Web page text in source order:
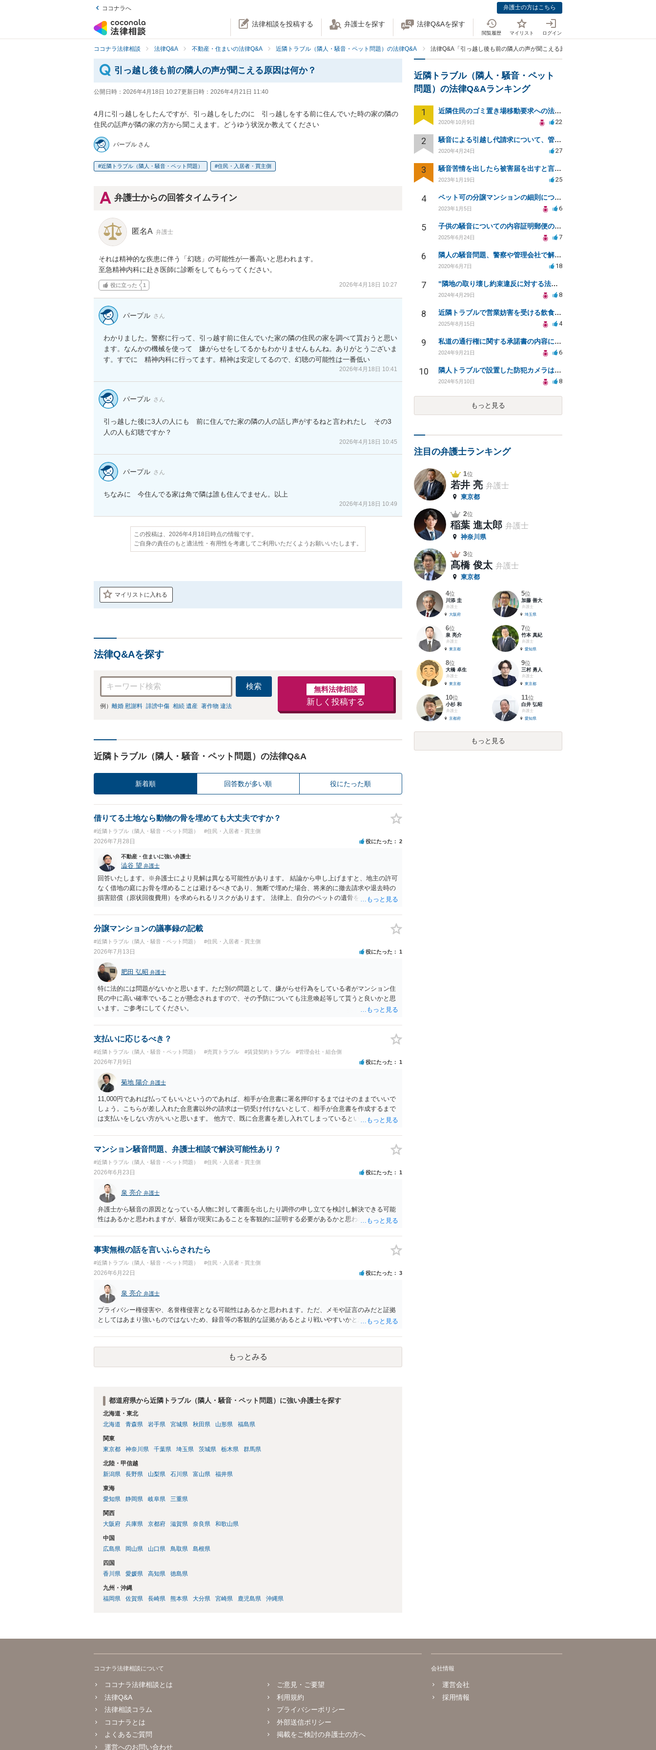
ココナラへ 弁護士の方はこちら
法律相談を投稿する 弁護士を探す 法律Q&Aを探す
閲覧履歴 マイリスト ログイン
ココナラ法律相談 法律Q&A 不動産・住まいの法律Q&A 近隣トラブル（隣人・騒音・ペット問題）の法律Q&A 法律Q&A「引っ越し後も前の隣人の声が聞こえる原因は何か？」
引っ越し後も前の隣人の声が聞こえる原因は何か？
公開日時： 2026年4月18日 10:27更新日時： 2026年4月21日 11:40
4月に引っ越しをしたんですが、引っ越しをしたのに　引っ越しをする前に住んでいた時の家の隣の
住民の話声が隣の家の方から聞こえます。どうゆう状況か教えてください
パープル さん
近隣トラブル（隣人・騒音・ペット問題） 住民・入居者・買主側
弁護士からの回答タイムライン
匿名A 弁護士
それは精神的な疾患に伴う「幻聴」の可能性が一番高いと思われます。
至急精神内科に赴き医師に診断をしてもらってください。
役に立った 1 2026年4月18日 10:27
パープル さん
わかりました。警察に行って、引っ越す前に住んでいた家の隣の住民の家を調べて貰おうと思い
ます。なんかの機械を使って　嫌がらせをしてるかもわかりませんもんね。ありがとうございま
す。すでに　精神内科に行ってます。精神は安定してるので、幻聴の可能性は一番低い
2026年4月18日 10:41
パープル さん
引っ越した後に3人の人にも　前に住んでた家の隣の人の話し声がするねと言われたし　その3
人の人も幻聴ですか？
2026年4月18日 10:45
パープル さん
ちなみに　今住んでる家は角で隣は誰も住んでません。以上
2026年4月18日 10:49
この投稿は、2026年4月18日時点の情報です。
ご自身の責任のもと適法性・有用性を考慮してご利用いただくようお願いいたします。
マイリストに入れる
法律Q&Aを探す
検索
例） 離婚 慰謝料 誹謗中傷 相続 遺産 著作物 違法
無料法律相談
新しく投稿する
近隣トラブル（隣人・騒音・ペット問題）の法律Q&A
新着順 回答数が多い順 役にたった順
借りてる土地なら動物の骨を埋めても大丈夫ですか？
#近隣トラブル（隣人・騒音・ペット問題） #住民・入居者・買主側
2026年7月28日 役にたった 2
不動産・住まいに強い弁護士
澁谷 望 弁護士
回答いたします。※弁護士により見解は異なる可能性があります。 結論から申し上げますと、地主の許可
なく借地の庭にお骨を埋めることは避けるべきであり、無断で埋めた場合、将来的に撤去請求や退去時の
損害賠償（原状回復費用）を求められるリスクがあります。 法律上、自分のペットの遺骨を埋める行為自
有者は質問者様であっても、土地の所有権はあくまで地主にあります。そのため、地主に無断でお骨を埋
める行為は、他人の所有権を侵害する行為や、借地人としての善管注意義務違反とみなされる可能性が高
直接埋めずに大きめの鉢植え等で供養する「プランター葬」や、ペット霊園等への納骨を検討されるのが
確実かと思います。
分譲マンションの議事録の記載
#近隣トラブル（隣人・騒音・ペット問題） #住民・入居者・買主側
2026年7月13日 役にたった 1
肥田 弘昭 弁護士
特に法的には問題がないかと思います。ただ別の問題として、嫌がらせ行為をしている者がマンション住
民の中に高い確率でいることが懸念されますので、その予防についても注意喚起等して貰うと良いかと思
います。ご参考にしてください。
支払いに応じるべき？
#近隣トラブル（隣人・騒音・ペット問題） #売買トラブル #賃貸契約トラブル #管理会社・組合側
2026年7月9日 役にたった 1
菊地 陽介 弁護士
11,000円であれば払ってもいいというのであれば、相手が合意書に署名押印するまではそのままでいいで
しょう。こちらが差し入れた合意書以外の請求は一切受け付けないとして、相手が合意書を作成するまで
は支払いをしない方がいいと思います。 他方で、既に合意書を差し入れてしまっているということなの
について一切応じるつもりがない旨を書面で伝えたうえで、先に差し入れた合意書は撤回すると明確に示
す必要があります。
マンション騒音問題、弁護士相談で解決可能性あり？
#近隣トラブル（隣人・騒音・ペット問題） #住民・入居者・買主側
2026年6月23日 役にたった 1
泉 亮介 弁護士
弁護士から騒音の原因となっている人物に対して書面を出したり調停の申し立てを検討し解決できる可能
性はあるかと思われますが、騒音が現実にあることを客観的に証明する必要があるかと思われます。
事実無根の話を言いふらされたら
#近隣トラブル（隣人・騒音・ペット問題） #住民・入居者・買主側
2026年6月22日 役にたった 3
泉 亮介 弁護士
プライバシー権侵害や、名誉権侵害となる可能性はあるかと思われます。ただ、メモや証言のみだと証拠
としてはあまり強いものではないため、録音等の客観的な証拠があるとより戦いやすいかと思われます。
もっとみる
都道府県から近隣トラブル（隣人・騒音・ペット問題）に強い弁護士を探す
北海道・東北
北海道
青森県 岩手県 宮城県 秋田県 山形県 福島県
関東
東京都
神奈川県 千葉県 埼玉県 茨城県 栃木県 群馬県
北陸・甲信越
新潟県
長野県 山梨県 石川県 富山県 福井県
東海
愛知県
静岡県 岐阜県 三重県
関西
大阪府
兵庫県 京都府 滋賀県 奈良県 和歌山県
中国
広島県
岡山県 山口県 鳥取県 島根県
四国
香川県
愛媛県 高知県 徳島県
九州・沖縄
福岡県
佐賀県 長崎県 熊本県 大分県 宮崎県 鹿児島県 沖縄県
近隣トラブル（隣人・騒音・ペット
問題）の法律Q&Aランキング
1 近隣住民のゴミ置き場移動要求への法的対応と解決策
2020年10月9日 22
2 騒音による引越し代請求について、管理会社もしくは騒音主から請求できるか？
2020年4月24日 27
3 騒音苦情を出したら被害届を出すと言われました
2023年1月19日 25
4 ペット可の分譲マンションの細則について
2023年1月5日 6
5 子供の騒音についての内容証明郵便の有効性
2025年6月24日 7
6 隣人の騒音問題、警察や管理会社で解決できない場合の対策は？
2020年6月7日 18
7 "隣地の取り壊し約束違反に対する法的対策について"
2024年4月29日 8
8 近隣トラブルで営業妨害を受ける飲食店の法的対策相談
2025年8月15日 4
9 私道の通行権に関する承諾書の内容についての相談
2024年9月21日 6
10 隣人トラブルで設置した防犯カメラは盗撮に該当するか？
2024年5月10日 8
もっと見る
注目の弁護士ランキング
1位
若井 亮 弁護士
東京都
2位
稲葉 進太郎 弁護士
神奈川県
3位
髙橋 俊太 弁護士
東京都
4位
川添 圭
弁護士
大阪府
5位
加藤 善大
弁護士
埼玉県
6位
泉 亮介
弁護士
東京都
7位
竹本 真紀
弁護士
愛知県
8位
大橋 卓生
弁護士
東京都
9位
三村 勇人
弁護士
東京都
10位
小杉 和
弁護士
京都府
11位
白井 弘昭
弁護士
愛知県
もっと見る
ココナラ法律相談について
ココナラ法律相談とは
法律Q&A
法律相談コラム
ココナラとは
よくあるご質問
運営へのお問い合わせ
ご意見・ご要望
利用規約
プライバシーポリシー
外部送信ポリシー
掲載をご検討の弁護士の方へ
会社情報
運営会社
採用情報